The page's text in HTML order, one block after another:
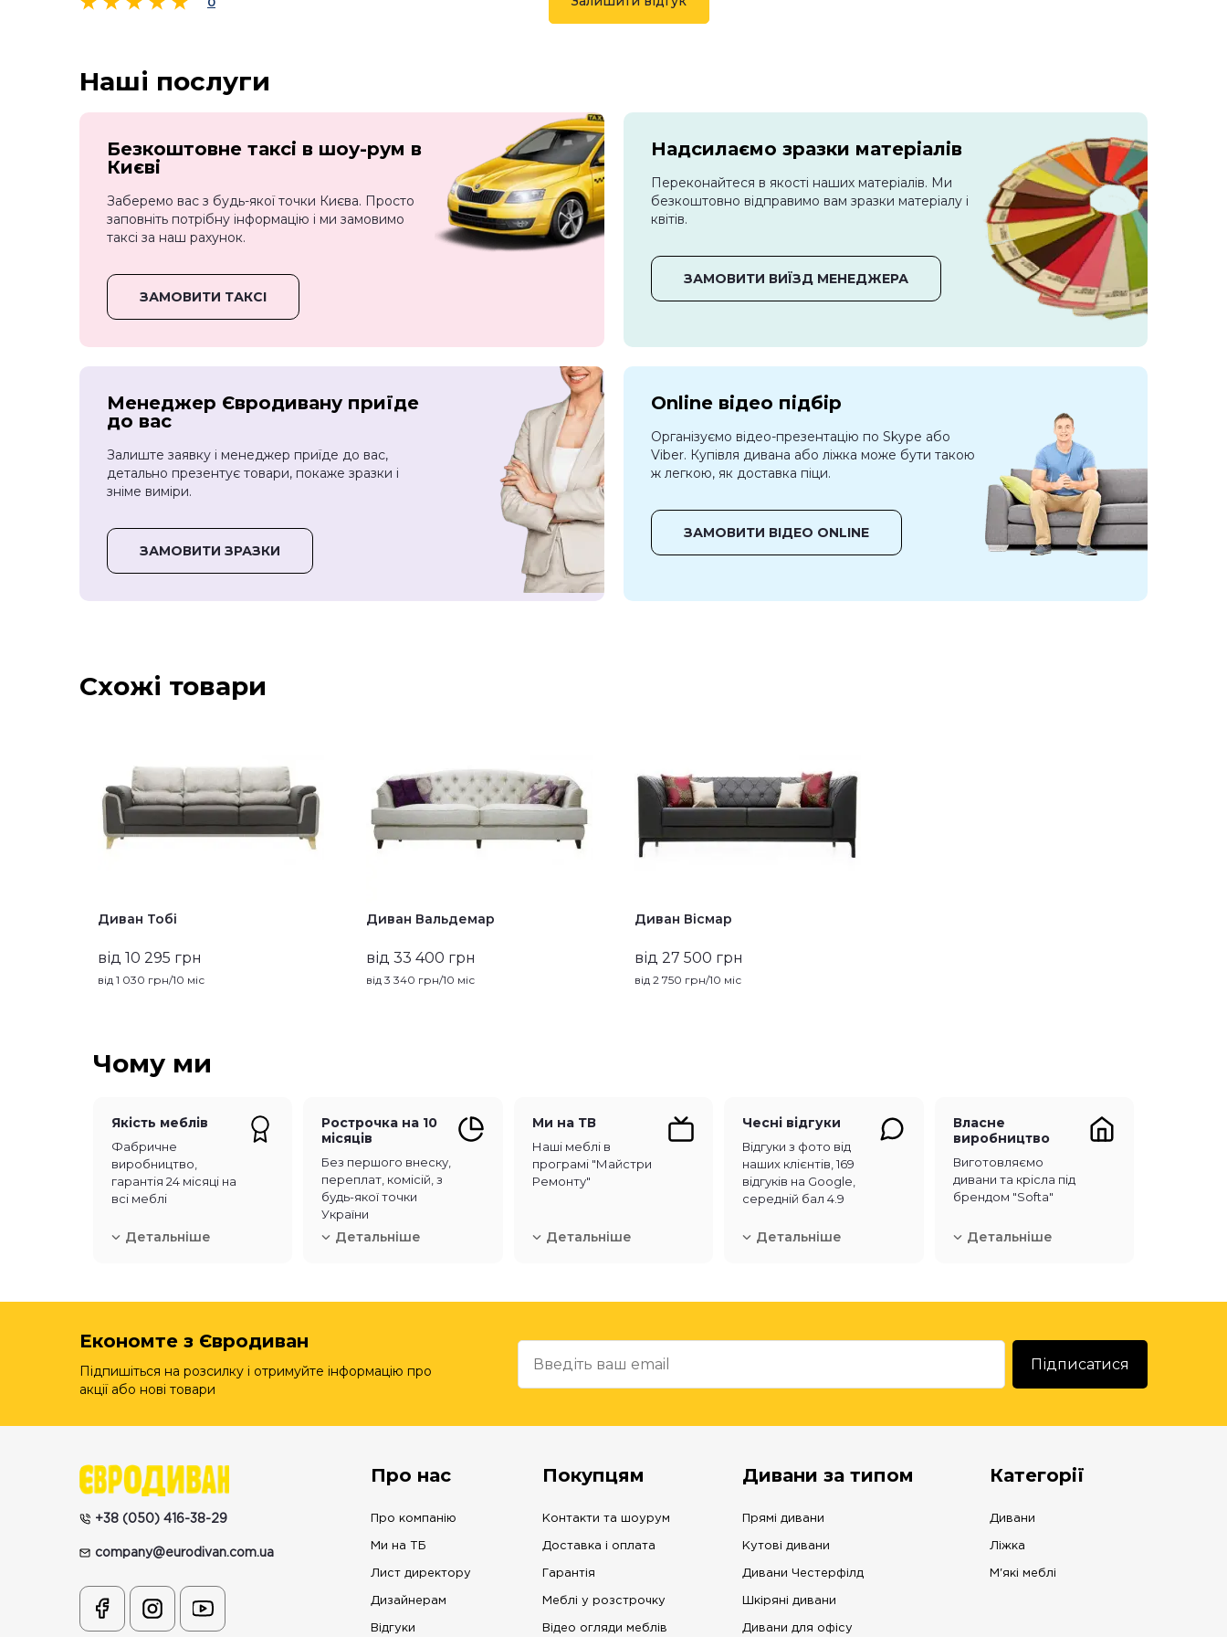
Наші послуги
Безкоштовне таксі в шоу-рум в
Києві
Заберемо вас з будь-якої точки Києва. Просто
заповніть потрібну інформацію і ми замовимо
таксі за наш рахунок.
ЗАМОВИТИ ТАКСІ
Надсилаємо зразки матеріалів
Переконайтеся в якості наших матеріалів. Ми
безкоштовно відправимо вам зразки матеріалу і
квітів.
ЗАМОВИТИ ВИЇЗД МЕНЕДЖЕРА
Менеджер Євродивану приїде
до вас
Залиште заявку і менеджер приїде до вас,
детально презентує товари, покаже зразки і
зніме виміри.
ЗАМОВИТИ ЗРАЗКИ
Online відео підбір
Організуємо відео-презентацію по Skype або
Viber. Купівля дивана або ліжка може бути такою
ж легкою, як доставка піци.
ЗАМОВИТИ ВІДЕО ONLINE
Схожі товари
Диван Тобі
від 10 295 грн
від 1 030 грн/10 міс
Диван Вальдемар
від 33 400 грн
від 3 340 грн/10 міс
Диван Вісмар
від 27 500 грн
від 2 750 грн/10 міс
Чому ми
Якість меблів
Фабричне
виробництво,
гарантія 24 місяці на
всі меблі
Детальніше
Рострочка на 10
місяців
Без першого внеску,
переплат, комісій, з
будь-якої точки
України
Детальніше
Ми на ТВ
Наші меблі в
програмі "Майстри
Ремонту"
Детальніше
Чесні відгуки
Відгуки з фото від
наших клієнтів, 169
відгуків на Google,
середній бал 4.9
Детальніше
Власне
виробництво
Виготовляємо
дивани та крісла під
брендом "Softa"
Детальніше
Економте з Євродиван
Підпишіться на розсилку і отримуйте інформацію про
акції або нові товари
+38 (050) 416-38-29
company@eurodivan.com.ua
Про нас
Про компанію
Ми на ТБ
Лист директору
Дизайнерам
Відгуки
Покупцям
Контакти та шоурум
Доставка і оплата
Гарантія
Меблі у розстрочку
Відео огляди меблів
Дивани за типом
Прямі дивани
Кутові дивани
Дивани Честерфілд
Шкіряні дивани
Дивани для офісу
Категорії
Дивани
Ліжка
М'які меблі